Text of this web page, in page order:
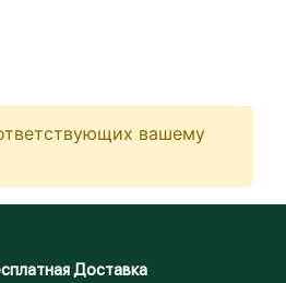
вашему
Доставка